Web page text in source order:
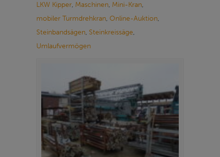
LKW Kipper, Maschinen, Mini-Kran,
mobiler Turmdrehkran, Online-Auktion,
Steinbandsägen, Steinkreissäge,
Umlaufvermögen